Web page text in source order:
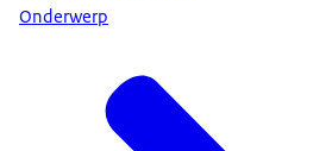
Onderwerp